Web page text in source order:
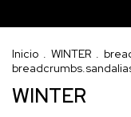
🚀
Inicio . WINTER .
WINTER